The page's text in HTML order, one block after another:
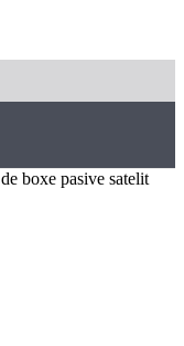
boxe pasive satelit